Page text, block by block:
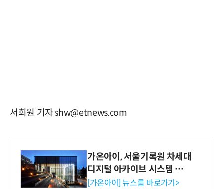
서희원 기자 shw@etnews.com
가온아이, 서울기록원 차세대
디지털 아카이브 시스템 구축
수행
[가온아이] 뉴스룸 바로가기>